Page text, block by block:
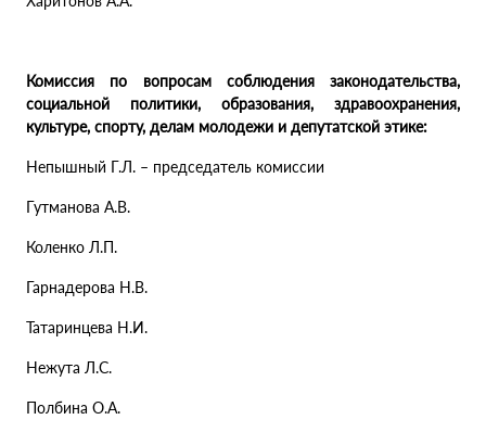
Комиссия по вопросам соблюдения законодательства,
социальной политики, образования, здравоохранения,
культуре, спорту, делам молодежи и депутатской этике:
Непышный Г.Л. – председатель комиссии
Гутманова А.В.
Коленко Л.П.
Гарнадерова Н.В.
Татаринцева Н.И.
Нежута Л.С.
Полбина О.А.